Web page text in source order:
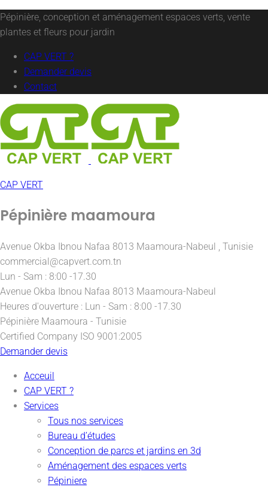
Pépinière, conception et aménagement espaces verts, vente
plantes et fleurs pour jardin
CAP VERT ?
Demander devis
Contact
CAP VERT
Pépinière maamoura
Avenue Okba Ibnou Nafaa 8013 Maamoura-Nabeul , Tunisie
commercial@capvert.com.tn
Lun - Sam : 8:00 -17.30
Avenue Okba Ibnou Nafaa 8013 Maamoura-Nabeul
Heures d'ouverture : Lun - Sam : 8:00 -17.30
Pépinière Maamoura - Tunisie
Certified Company ISO 9001:2005
Demander devis
Acceuil
CAP VERT ?
Services
Tous nos services
Bureau d’études
Conception de parcs et jardins en 3d
Aménagement des espaces verts
Pépiniere